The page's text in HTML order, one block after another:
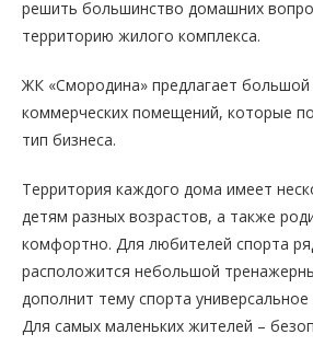
решить большинство домашних
территорию жилого комплекса.
ЖК «Смородина» предлагает
коммерческих помещений, которые
тип бизнеса.
Территория каждого дома имеет
детям разных возрастов, а также
комфортно. Для любителей спорта
расположится небольшой
дополнит тему спорта
Для самых маленьких жителей –